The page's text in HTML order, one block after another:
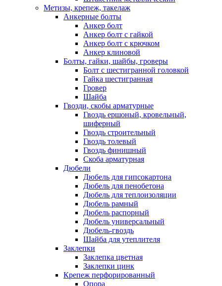
Метизы, крепеж, такелаж
Анкерные болты
Анкер болт
Анкер болт с гайкой
Анкер болт с крючком
Анкер клиновой
Болты, гайки, шайбы, гроверы
Болт c шестигранной головкой
Гайка шестигранная
Гровер
Шайба
Гвозди, скобы арматурные
Гвоздь ершоный, кровельный,
шиферный
Гвоздь строительный
Гвоздь толевый
Гвоздь финишный
Скоба арматурная
Дюбели
Дюбель для гипсокартона
Дюбель для пенобетона
Дюбель для теплоизоляции
Дюбель рамный
Дюбель распорный
Дюбель универсальный
Дюбель-гвоздь
Шайба для утеплителя
Заклепки
Заклепка цветная
Заклепки цинк
Крепеж перфорированный
Опора